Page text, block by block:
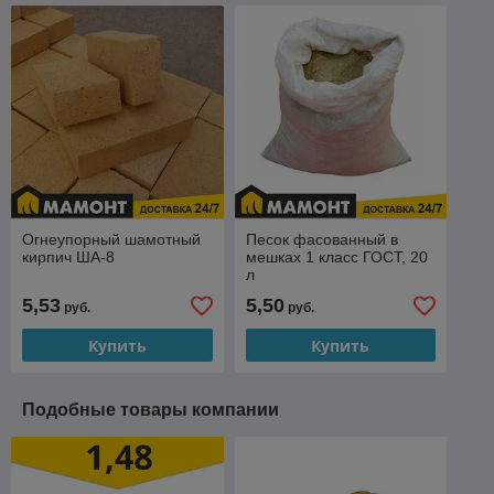
Огнеупорный шамотный
кирпич ША-8
5,53 руб.
Купить
Песок фасованный в
мешках 1 класс ГОСТ, 20
л
5,50руб.
Купить
Подобные товары компании